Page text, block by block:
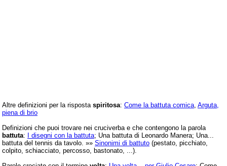
Altre definizioni per la risposta spiritosa: Come la battuta comica Arguta,
piena di brio
Definizioni che puoi trovare nei cruciverba e che contengono la parola
battuta: I disegni con la battuta; Una battuta di Leonardo Manera; Una...
battuta del tennis da tavolo. »» Sinonimi di battuto (pestato, picchiato,
colpito, schiacciato, percosso, bastonato, ...).